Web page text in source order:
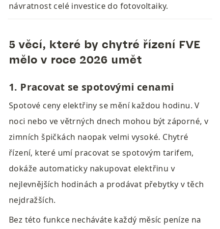
návratnost celé investice do fotovoltaiky.
5 věcí, které by chytré řízení FVE
mělo v roce 2026 umět
1. Pracovat se spotovými cenami
Spotové ceny elektřiny se mění každou hodinu. V
noci nebo ve větrných dnech mohou být záporné, v
zimních špičkách naopak velmi vysoké. Chytré
řízení, které umí pracovat se spotovým tarifem,
dokáže automaticky nakupovat elektřinu v
nejlevnějších hodinách a prodávat přebytky v těch
nejdražších.
Bez této funkce necháváte každý měsíc peníze na